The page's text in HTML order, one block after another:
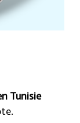
Tunisie